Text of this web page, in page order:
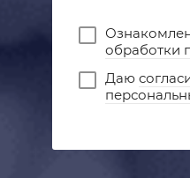
обработки
Даю